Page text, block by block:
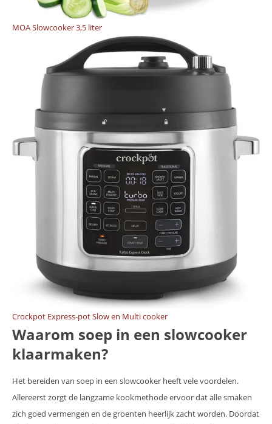
MOA Slowcooker 3,5 liter
Crockpot Express-pot Slow en Multi cooker
Waarom soep in een slowcooker
klaarmaken?
Het bereiden van soep in een slowcooker heeft vele voordelen.
Allereerst zorgt de langzame kookmethode ervoor dat alle smaken
zich goed vermengen en de groenten heerlijk zacht worden. Doordat